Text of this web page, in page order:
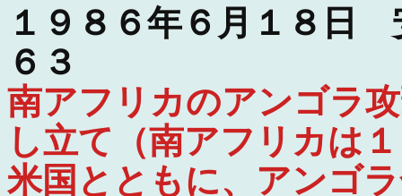
１９８６年６月１８日
６３
南アフリカのアンゴラ
し立て（南アフリカは
米国とともに、アンゴ